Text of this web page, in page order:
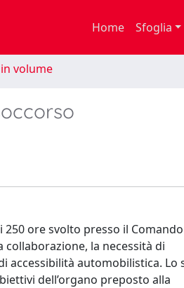
Home Sfoglia
volume
ore svolto presso il Comando
collaborazione, la necessità di
accessibilità automobilistica. Lo
dell’organo preposto alla